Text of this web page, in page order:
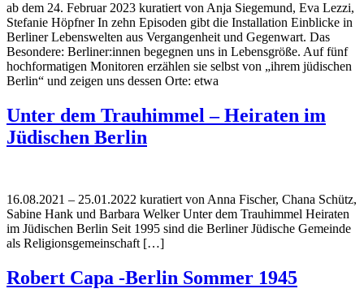
ab dem 24. Februar 2023 kuratiert von Anja Siegemund, Eva Lezzi,
Stefanie Höpfner In zehn Episoden gibt die Installation Einblicke in
Berliner Lebenswelten aus Vergangenheit und Gegenwart. Das
Besondere: Berliner:innen begegnen uns in Lebensgröße. Auf fünf
hochformatigen Monitoren erzählen sie selbst von „ihrem jüdischen
Berlin“ und zeigen uns dessen Orte: etwa
Unter dem Trauhimmel – Heiraten im
Jüdischen Berlin
16.08.2021 – 25.01.2022 kuratiert von Anna Fischer, Chana Schütz,
Sabine Hank und Barbara Welker Unter dem Trauhimmel Heiraten
im Jüdischen Berlin Seit 1995 sind die Berliner Jüdische Gemeinde
als Religionsgemeinschaft […]
Robert Capa -Berlin Sommer 1945